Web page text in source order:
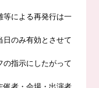
等による再発行は一
日のみ有効とさせて
の指示にしたがって